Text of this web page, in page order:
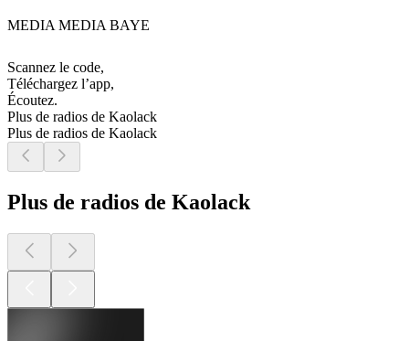
MEDIA MEDIA BAYE
Scannez le code,
Téléchargez l’app,
Écoutez.
Plus de radios de Kaolack
Plus de radios de Kaolack
Plus de radios de Kaolack